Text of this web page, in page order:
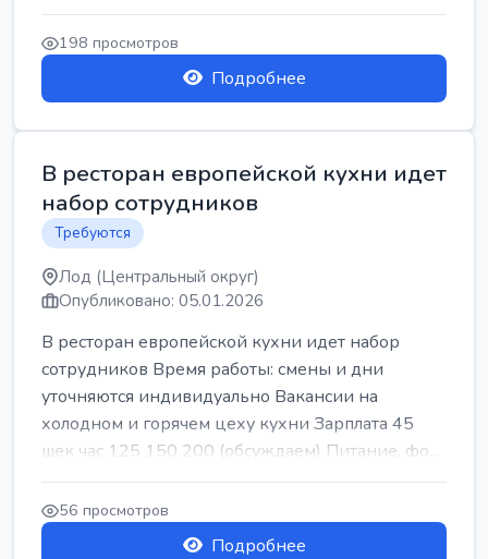
198 просмотров
Подробнее
В ресторан европейской кухни идет
набор сотрудников
Требуются
Лод (Центральный округ)
Опубликовано: 05.01.2026
В ресторан европейской кухни идет набор
сотрудников Время работы: смены и дни
уточняются индивидуально Вакансии на
холодном и горячем цеху кухни Зарплата 45
шек час 125 150 200 (обсуждаем) Питание, фо...
56 просмотров
Подробнее